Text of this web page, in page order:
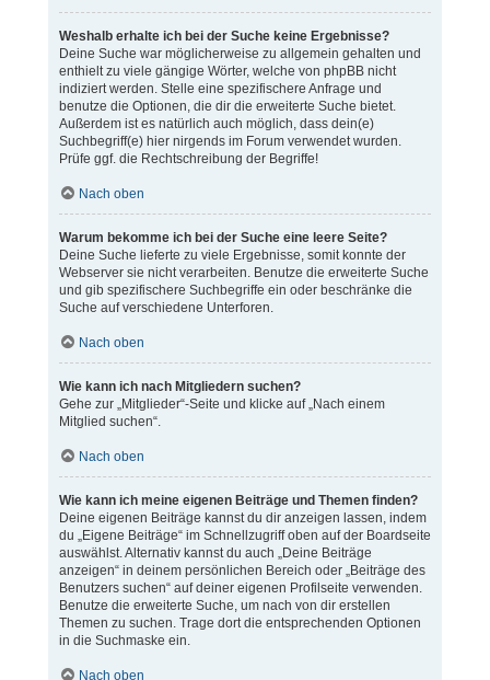
Weshalb erhalte ich bei der Suche keine Ergebnisse?
Deine Suche war möglicherweise zu allgemein gehalten und
enthielt zu viele gängige Wörter, welche von phpBB nicht
indiziert werden. Stelle eine spezifischere Anfrage und
benutze die Optionen, die dir die erweiterte Suche bietet.
Außerdem ist es natürlich auch möglich, dass dein(e)
Suchbegriff(e) hier nirgends im Forum verwendet wurden.
Prüfe ggf. die Rechtschreibung der Begriffe!
Nach oben
Warum bekomme ich bei der Suche eine leere Seite?
Deine Suche lieferte zu viele Ergebnisse, somit konnte der
Webserver sie nicht verarbeiten. Benutze die erweiterte Suche
und gib spezifischere Suchbegriffe ein oder beschränke die
Suche auf verschiedene Unterforen.
Nach oben
Wie kann ich nach Mitgliedern suchen?
Gehe zur „Mitglieder“-Seite und klicke auf „Nach einem
Mitglied suchen“.
Nach oben
Wie kann ich meine eigenen Beiträge und Themen finden?
Deine eigenen Beiträge kannst du dir anzeigen lassen, indem
du „Eigene Beiträge“ im Schnellzugriff oben auf der Boardseite
auswählst. Alternativ kannst du auch „Deine Beiträge
anzeigen“ in deinem persönlichen Bereich oder „Beiträge des
Benutzers suchen“ auf deiner eigenen Profilseite verwenden.
Benutze die erweiterte Suche, um nach von dir erstellen
Themen zu suchen. Trage dort die entsprechenden Optionen
in die Suchmaske ein.
Nach oben